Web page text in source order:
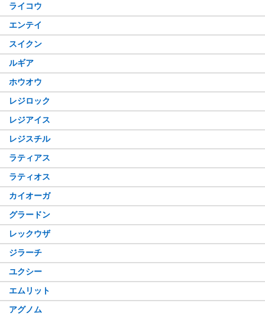
ライコウ
エンテイ
スイクン
ルギア
ホウオウ
レジロック
レジアイス
レジスチル
ラティアス
ラティオス
カイオーガ
グラードン
レックウザ
ジラーチ
ユクシー
エムリット
アグノム